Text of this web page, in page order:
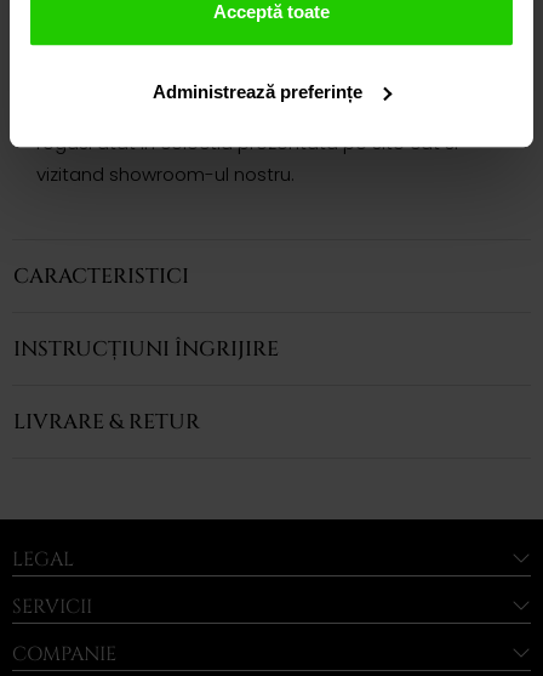
Acceptă toate
Administrează preferințe
Cerceii CASIANI DIAMONDS realizati aur roz de 18k si
diamante, sunt discreti si moderni.
Modele complementare acestui produs puteti
regasi atat in colectia prezentata pe site cat si
vizitand showroom-ul nostru.
CARACTERISTICI
INSTRUCȚIUNI ÎNGRIJIRE
LIVRARE & RETUR
LEGAL
SERVICII
COMPANIE